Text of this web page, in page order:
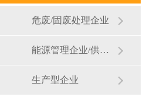
危废/固废处理企业
能源管理企业/供热企业
生产型企业